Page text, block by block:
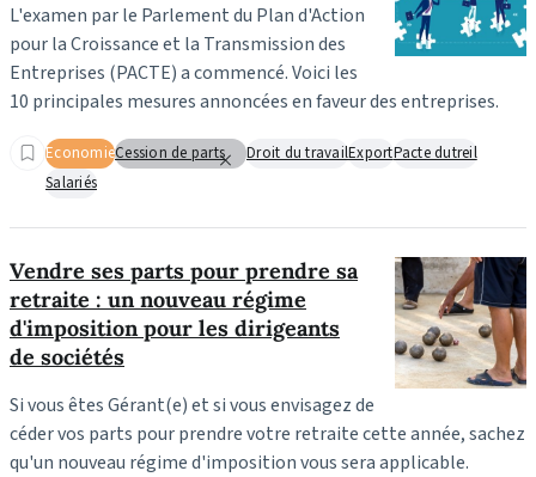
L'examen par le Parlement du Plan d'Action
pour la Croissance et la Transmission des
Entreprises (PACTE) a commencé. Voici les
10 principales mesures annoncées en faveur des entreprises.
EconomieCession de parts Droit du travailExportPacte dutreil
Salariés
Vendre ses parts pour prendre sa
retraite : un nouveau régime
d'imposition pour les dirigeants
de sociétés
Si vous êtes Gérant(e) et si vous envisagez de
céder vos parts pour prendre votre retraite cette année, sachez
qu'un nouveau régime d'imposition vous sera applicable.